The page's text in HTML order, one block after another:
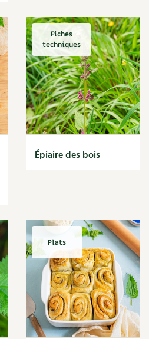
Fiches
techniques
Épiaire des bois
Plats